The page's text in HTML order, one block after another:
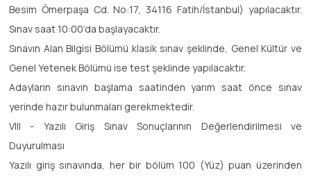
Besim Ömerpaşa Cd. No:17, 34116 Fatih/İstanbul) yapılacaktır.
Sınav saat 10:00’da başlayacaktır.
Sınavın Alan Bilgisi Bölümü klasik sınav şeklinde, Genel Kültür ve
Genel Yetenek Bölümü ise test şeklinde yapılacaktır.
Adayların sınavın başlama saatinden yarım saat önce sınav
yerinde hazır bulunmaları gerekmektedir.
VIII - Yazılı Giriş Sınav Sonuçlarının Değerlendirilmesi ve
Duyurulması
Yazılı giriş sınavında, her bir bölüm 100 (Yüz) puan üzerinden